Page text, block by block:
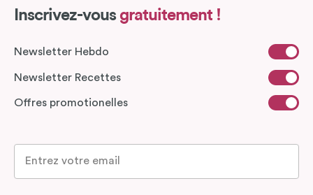
Inscrivez-vous gratuitement !
Newsletter Hebdo
Newsletter Recettes
Offres promotionelles